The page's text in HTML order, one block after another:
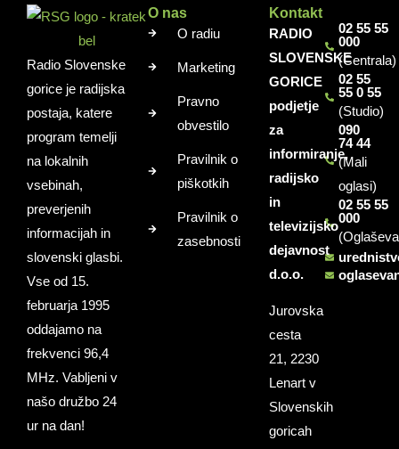
Radio Slovenske
gorice je radijska
postaja, katere
program temelji
na lokalnih
vsebinah,
preverjenih
informacijah in
slovenski glasbi.
Vse od 15.
februarja 1995
oddajamo na
frekvenci 96,4
MHz. Vabljeni v
našo družbo 24
ur na dan!
O nas
O radiu
Marketing
Pravno
obvestilo
Pravilnik o
piškotkih
Pravilnik o
zasebnosti
Kontakt
RADIO
SLOVENSKE
GORICE
podjetje
za
informiranje,
radijsko
in
televizijsko
dejavnost
d.o.o.
Jurovska
cesta
21, 2230
Lenart v
Slovenskih
goricah
02 55 55
000
(Centrala)
02 55
55 0 55
(Studio)
090
74 44
(Mali
oglasi)
02 55 55
000